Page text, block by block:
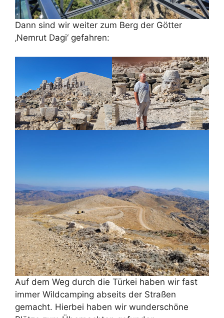
Dann sind wir weiter zum Berg der Götter
‚Nemrut Dagi‘ gefahren:
Auf dem Weg durch die Türkei haben wir fast
immer Wildcamping abseits der Straßen
gemacht. Hierbei haben wir wunderschöne